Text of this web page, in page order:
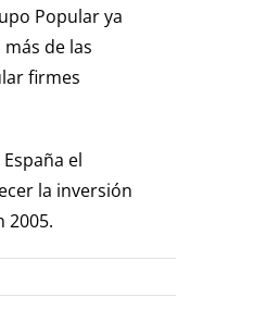
Popular ya
de las
firmes
el
la inversión
2005.